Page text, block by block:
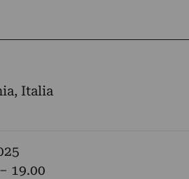
Italia
19.00